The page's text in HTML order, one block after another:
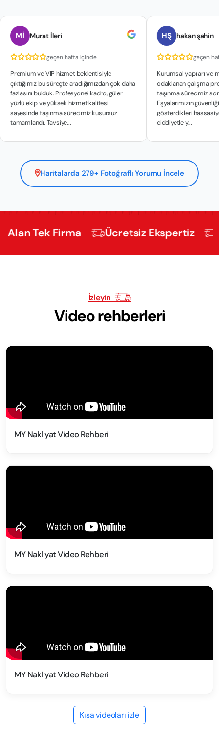
Murat İleri
geçen hafta içinde
ve VIP hizmet beklentisiyle
bu süreçte aradığımızdan çok daha
bulduk. Profesyonel kadro, güler
ekip ve yüksek hizmet kalitesi
taşınma sürecimiz kusursuz
Tavsiye...
hakan şahin
geçen hafta içinde
Kurumsal yapıları ve müşteri
odaklanan çalışma prensipleri
taşınma sürecimiz son
Eşyalarımızın güvenliği
gösterdikleri hassasiyet bizi
ciddiyetle y...
Haritalarda 279+ Fotoğraflı Yorumu İncele
Firma Ücretsiz Ekspertiz
İzleyin
Video rehberleri
MY Nakliyat Video Rehberi
MY Nakliyat Video Rehberi
MY Nakliyat Video Rehberi
Kısa videoları izle